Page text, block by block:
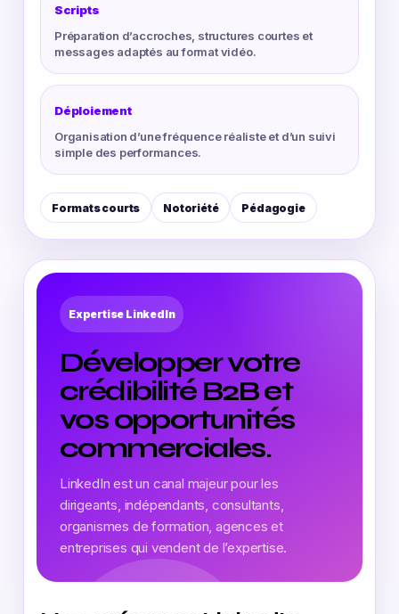
Scripts
Préparation d’accroches, structures courtes et
messages adaptés au format vidéo.
Déploiement
Organisation d’une fréquence réaliste et d’un suivi
simple des performances.
Formats courts Notoriété Pédagogie
Expertise LinkedIn
Développer votre
crédibilité B2B et
vos opportunités
commerciales.
LinkedIn est un canal majeur pour les
dirigeants, indépendants, consultants,
organismes de formation, agences et
entreprises qui vendent de l’expertise.